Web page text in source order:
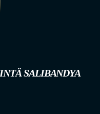
SALIBANDYA